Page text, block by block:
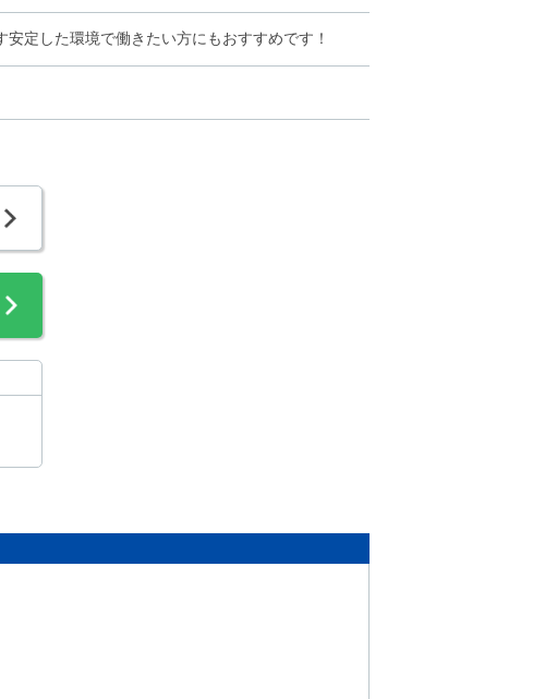
定した環境で働きたい方にもおすすめです！